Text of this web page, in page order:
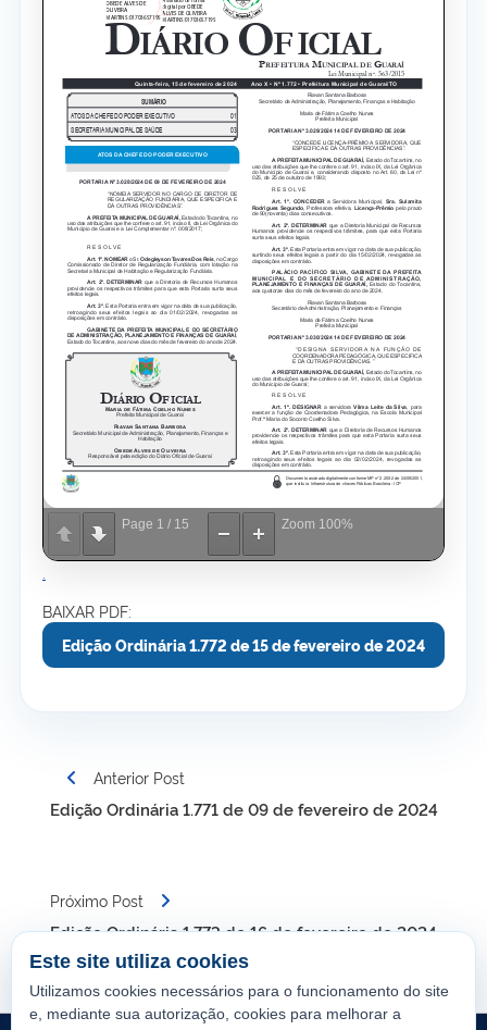
Page 1 / 15 Zoom 100%
BAIXAR PDF:
Edição Ordinária 1.772 de 15 de fevereiro de 2024
Navegação
de
Anterior Post
Edição Ordinária 1.771 de 09 de fevereiro de 2024
Próximo Post
Edição Ordinária 1.773 de 16 de fevereiro de 2024
Este site utiliza cookies
Utilizamos cookies necessários para o funcionamento do site
e, mediante sua autorização, cookies para melhorar a